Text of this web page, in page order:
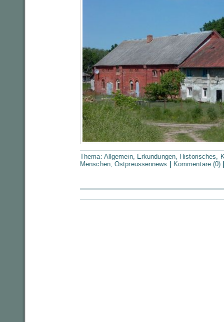
Thema: Allgemein, Erkundungen, Historisches,
Menschen,Ostpreussennews Kommentare (0)